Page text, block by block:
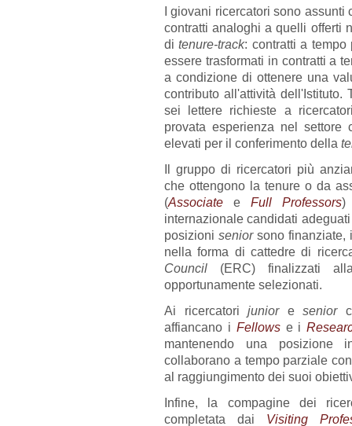
I giovani ricercatori sono
contratti analoghi a quelli offerti
ditenure-track: contratti a
essere trasformati in contratti a
a condizione di ottenere una
contributo all'attività dell'Istituto.
sei lettere richieste a
provata esperienza nel settore
elevati per il conferimento della
Il gruppo di ricercatori più
che ottengono la tenure o da
(Associate e Full Professors)
internazionale candidati
posizioniseniorsono finanziate,
nella forma di cattedre di
Council (ERC) finalizzati
opportunamente selezionati.
Ai ricercatorijunioresenior
affiancano i Fellowse i
mantenendo una posizione
collaborano a tempo parziale
al raggiungimento dei suoi
Infine, la compagine dei
completata dai Visiting